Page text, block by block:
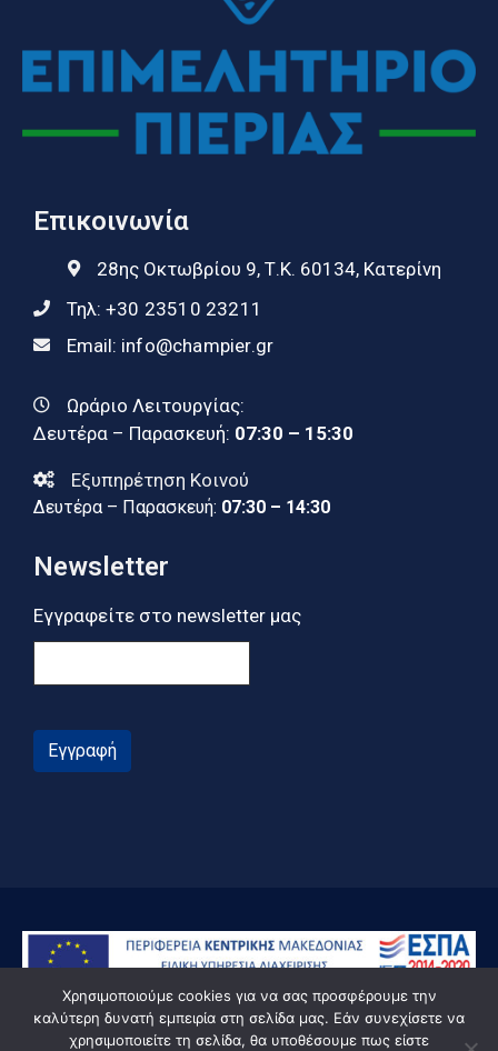
Επικοινωνία
28ης Οκτωβρίου 9, Τ.Κ. 60134, Κατερίνη
Τηλ: +30 23510 23211
Email: info@champier.gr
Ωράριο Λειτουργίας:
Δευτέρα – Παρασκευή: 07:30 – 15:30
Εξυπηρέτηση Κοινού
Δευτέρα – Παρασκευή: 07:30 – 14:30
Newsletter
Εγγραφείτε στο newsletter μας
Εγγραφή
Χρησιμοποιούμε cookies για να σας προσφέρουμε την
καλύτερη δυνατή εμπειρία στη σελίδα μας. Εάν συνεχίσετε να
χρησιμοποιείτε τη σελίδα, θα υποθέσουμε πως είστε